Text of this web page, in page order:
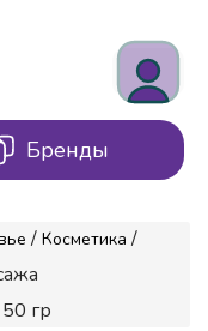
Бренды
/ Косметика /
гр